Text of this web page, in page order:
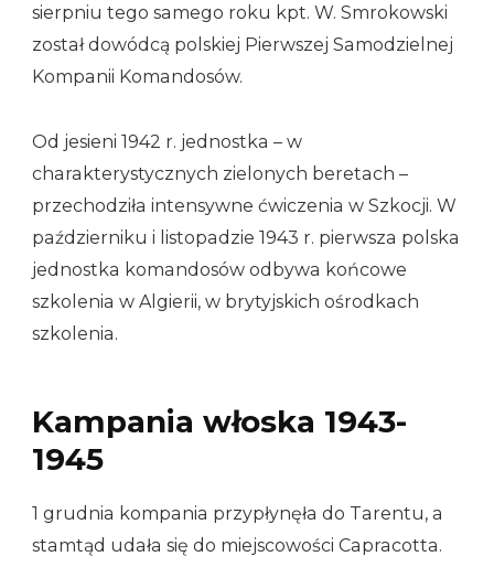
sierpniu tego samego roku kpt. W. Smrokowski
został dowódcą polskiej Pierwszej Samodzielnej
Kompanii Komandosów.
Od jesieni 1942 r. jednostka – w
charakterystycznych zielonych beretach –
przechodziła intensywne ćwiczenia w Szkocji. W
październiku i listopadzie 1943 r. pierwsza polska
jednostka komandosów odbywa końcowe
szkolenia w Algierii, w brytyjskich ośrodkach
szkolenia.
Kampania włoska 1943-
1945
1 grudnia kompania przypłynęła do Tarentu, a
stamtąd udała się do miejscowości Capracotta.